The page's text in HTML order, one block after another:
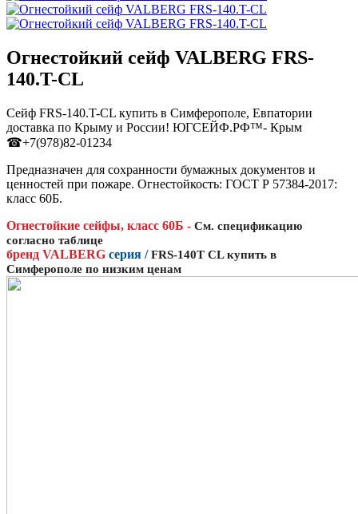
Огнестойкий сейф VALBERG FRS-
140.T-CL
Сейф FRS-140.T-CL купить в Симферополе, Евпатории
доставка по Крыму и России! ЮГСЕЙФ.РФ™- Крым
☎+7(978)82-01234
Предназначен для сохранности бумажных документов и
ценностей при пожаре. Огнестойкость: ГОСТ Р 57384-2017:
класс 60Б.
Огнестойкие сейфы, класс 60Б - См. спецификацию
согласно таблице
бренд VALBERG серия /FRS-140T CL купить в
Симферополе по низким ценам